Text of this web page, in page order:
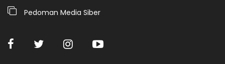
Pedoman Media Siber